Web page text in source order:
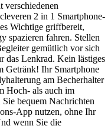
verschiedenen
2 in 1 Smartphone-
Wichtige griffbereit,
spazieren fahren. Stellen
gemütlich vor sich
das Lenkrad. Kein lästiges
Getränk! Ihr Smartphone
am Becherhalter
Hoch- als auch im
bequem Nachrichten
App nutzen, ohne Ihr
wenn Sie die